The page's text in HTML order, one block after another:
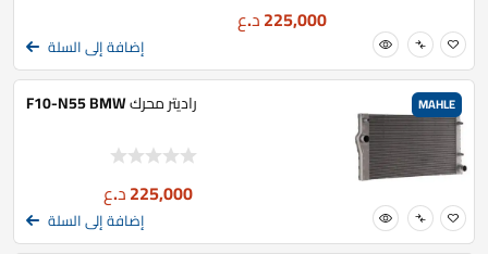
225,000د.ع
إضافة إلى السلة
MAHLE راديتر محرك F10-N55 BMW
225,000د.ع
إضافة إلى السلة